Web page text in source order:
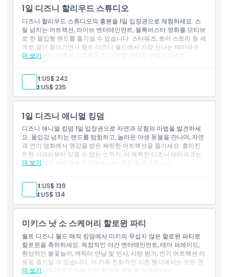
라이브 엔터테인먼트, 계절 축제, 문화 공연을 즐기세요
전 세계의 국제 음식과 음료를 시식하세요
가족, 커플 및 모든 연령대의 디즈니 팬에게 완벽합니다
포함 사항
1일 관광명소 패스
EPCOT (에프콧, 미래를 여는 실험적 프로토타입 커뮤니티)
1일 디즈니 할리우드 스튜디오
디즈니 할리우드 스튜디오의 흥분을 1일 입장권으로 체험하세요. 스
릴 넘치는 어트랙션, 라이브 엔터테인먼트, 블록버스터 영화를 모티브
로 한 몰입형 랜드를 즐기실 수 있습니다. 스타워즈, 토이 스토리 등 세
계로 걸어 들어가면서 월트 디즈니 월드에서 가장 신나는 테마파크
중 하나에서 가족과 친구들과 잊지 못할 추억을 만들어보세요.
더 보기
디즈니 할리우드 스튜디오 1일 입장권 이용
스릴 넘치는 놀이기구와 몰입형 테마 랜드 체험
스타워즈: 갤럭시 엣지와 토이 스토리 랜드 탐험
화려한 라이브 쇼와 엔터테인먼트 관람
다양한 식사 및 쇼핑 경험 즐기기
가족, 영화 팬, 모든 연령대의 디즈니 팬에게 완벽한 선택
포함 사항
1일권 어트랙션 패스
디즈니 할리우드 스튜디오
Adult:US$ 242
Child:US$ 235
1일 디즈니 애니멀 킹덤
디즈니 애니멀 킹덤 1일 입장권으로 자연과 모험의 마법을 발견하세
요. 몰입감 넘치는 랜드를 탐험하고, 놀라운 야생 동물을 만나며, 자연
과 인기 영화에서 영감을 받은 짜릿한 어트랙션을 즐기세요. 흥미진
진한 사파리부터 잊을 수 없는 쇼까지, 이 독특한 디즈니 테마파크는
모든 연령대 방문객에게 기억에 남는 경험을 제공합니다.
더 보기
디즈니 애니멀 킹덤 하루 입장권을 즐기세요
아바타 플라이트 오브 패시지를 포함한 스릴 넘치는 어트랙션을
경험하세요
잊을 수 없는 야생 사파리 모험에 참여하세요
놀라운 동물과 엔터테인먼트가 펼쳐지는 라이브 쇼를 관람하세
요
공원 곳곳에서 사랑받는 디즈니 캐릭터들을 만나보세요
가족, 동물 애호가, 모험가들에게 완벽한 장소입니다
포함 사항
1일 이용권
Adult:US$ 139
Child:US$ 134
미키스 낫 소 스케어리 할로윈 파티
월트 디즈니 월드 매직 킹덤에서 미키의 무섭지 않은 할로윈 파티로
할로윈을 축하하세요. 독점적인 야간 엔터테인먼트, 테마 퍼레이드,
환상적인 불꽃놀이, 캐릭터 만남 및 인사, 사탕 받기, 인기 어트랙션 이
용을 즐기실 수 있습니다. 이 가족 친화적인 시즌 행사에서는 모든 연
령대의 방문객에게 마법 같은 할로윈 경험을 제공합니다.
더 보기